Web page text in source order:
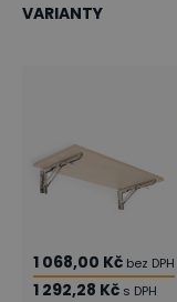
VARIANTY
1 068,00 Kč bez DPH
1 292,28 Kč s DPH